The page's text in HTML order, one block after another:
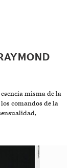
misma de la
los comandos de la